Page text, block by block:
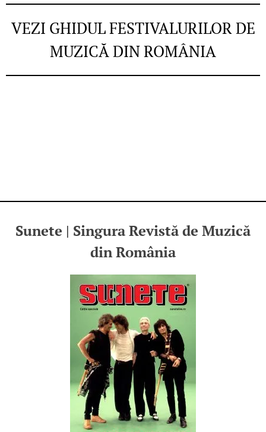
VEZI GHIDUL FESTIVALURILOR DE
MUZICĂ DIN ROMÂNIA
Sunete | Singura Revistă de Muzică
din România